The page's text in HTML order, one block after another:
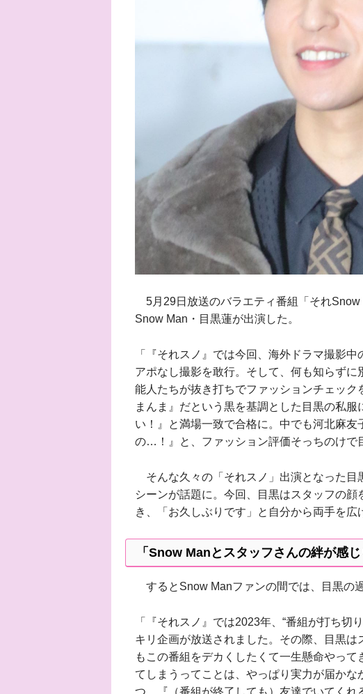
5月29日放送のバラエティ番組「それSnow
Snow Man・目黒蓮が出演した。
「『それスノ』では今回、海外ドラマ撮影
アポなし撮影を敢行。そして、何も知らず
能人たちが抜き打ちでファッションチェッ
まんま』だという黒を基調とした目黒の私
い！』と満場一致で合格に。中でも河北麻
の…！』と、ファッション評価そっちのけで
そんな久々の「それスノ」出演となった目
シーンが話題に。今回、目黒はスタッフの
き、「お久しぶりです」と自分から両手を広
「Snow Manとスタッフさんの絆が感
するとSnow Manファンの間では、目黒の
「『それスノ』では2023年、“番組が打ち切
キリ企画が放送されました。その際、目黒
もこの番組をデカくしたくて一生懸命やっ
てしまうってことは、やっぱり実力が届か